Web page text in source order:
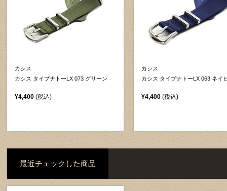
カシス
カシス タイプナトーLX 073 グリーン
¥4,400 (税込)
カシス
カシス タイプナトーLX 063 ネイ
¥4,400 (税込)
最近チェックした商品